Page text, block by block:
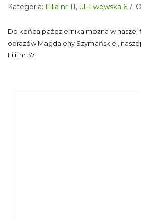
Kategoria: Filia nr 11, ul. Lwowska 6
Do końca października można w naszej
obrazów Magdaleny Szymańskiej,
Filii nr 37.